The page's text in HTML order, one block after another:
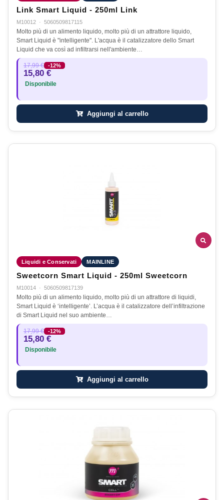
Link Smart Liquid - 250ml Link
M10012 · 5060509817115
Molto più di un alimento liquido, molto più di un attrattore liquido,
Smart Liquid è "intelligente". L'acqua è il catalizzatore dello Smart
Liquid che va così ad infiltrarsi nell'ambiente…
17,99 € -12%
15,80 €
Disponibile
Aggiungi al carrello
Liquidi e Conservati MAINLINE
Sweetcorn Smart Liquid - 250ml Sweetcorn
M10014 · 5060509817139
Molto più di un alimento liquido, molto più di un attrattore di liquidi,
Smart Liquid è ‘intelligente’. L’acqua è il catalizzatore dell’infiltrazione
di Smart Liquid nel suo ambiente…
17,99 € -12%
15,80 €
Disponibile
Aggiungi al carrello